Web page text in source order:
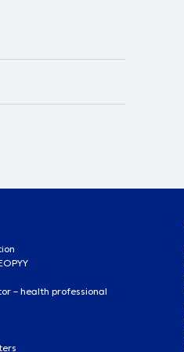
– health professional